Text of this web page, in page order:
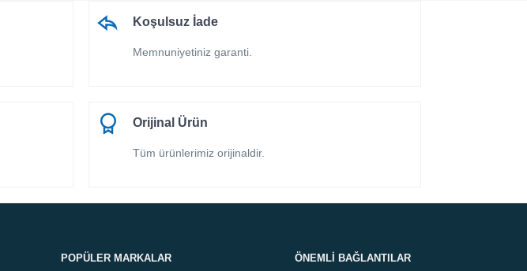
Koşulsuz İade
Memnuniyetiniz garanti.
Orijinal Ürün
Tüm ürünlerimiz orijinaldir.
POPÜLER MARKALAR ÖNEMLI BAĞLANTILAR